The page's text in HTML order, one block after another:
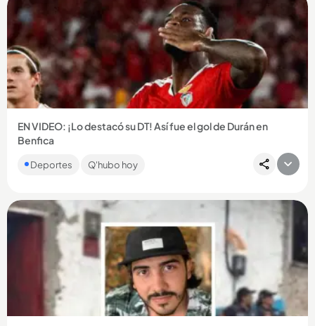
EN VIDEO: ¡Lo destacó su DT! Así fue el gol de Durán en
Benfica
El colombiano marcó en el triunfo 6-1 del Benfica ante Hearts
y consiguió su primer gol oficial con el conjunto portugués....
Deportes Q'hubo hoy
Compartir Noticia